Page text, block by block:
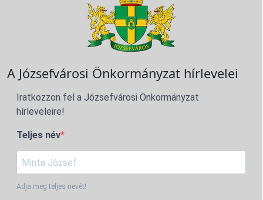
A Józsefvárosi Önkormányzat hírlevelei
Iratkozzon fel a Józsefvárosi Önkormányzat
hírleveleire!
Teljes név
Adja meg teljes nevét!